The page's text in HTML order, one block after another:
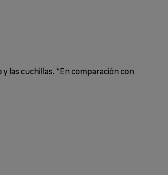
las cuchillas. *En comparación con